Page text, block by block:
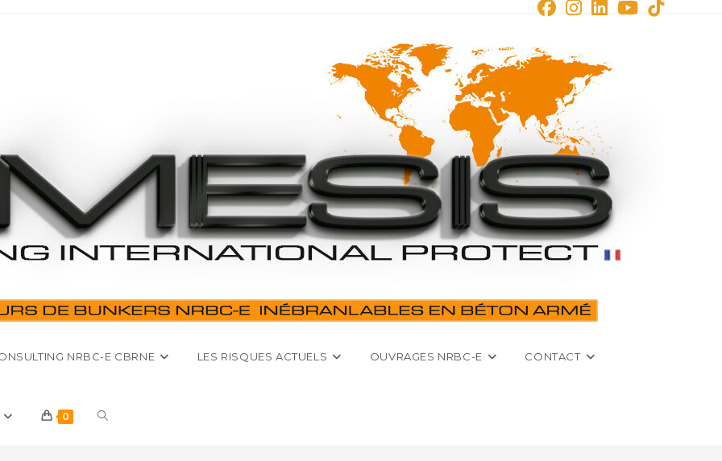
NRBC-E CBRNE LES RISQUES ACTUELS OUVRAGES NRBC-E CONTACT
0 Toggle